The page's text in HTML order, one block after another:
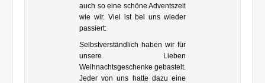
auch so eine schöne Adventszeit
wie wir. Viel ist bei uns wieder
passiert:
Selbstverständlich haben wir für
unsere Lieben
Weihnachtsgeschenke gebastelt.
Jeder von uns hatte dazu eine